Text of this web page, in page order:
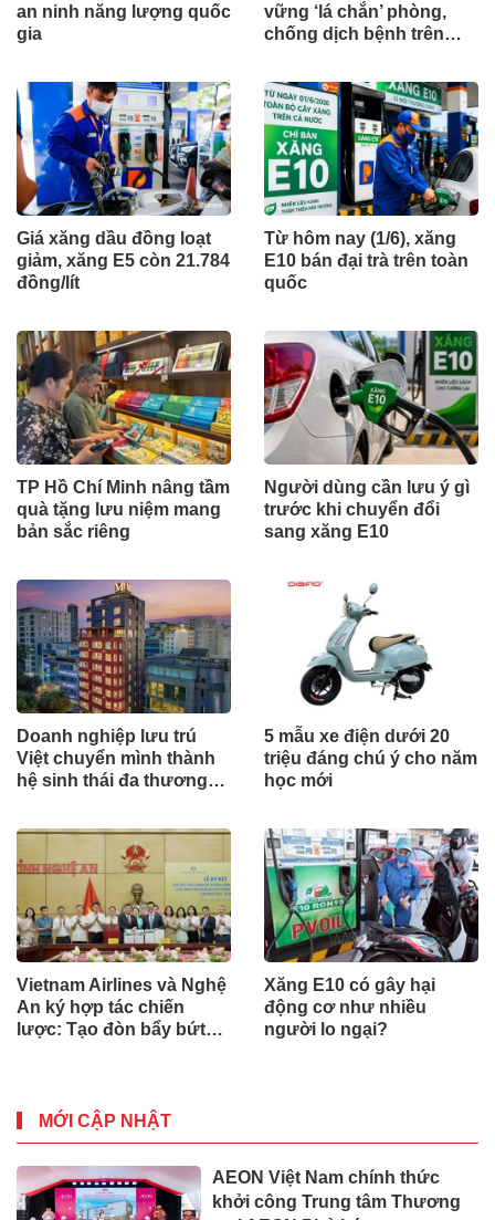
an ninh năng lượng quốc
gia
vững ‘lá chắn’ phòng,
chống dịch bệnh trên
Giá xăng dầu đồng loạt
giảm, xăng E5 còn 21.784
đồng/lít
Từ hôm nay (1/6), xăng
E10 bán đại trà trên toàn
quốc
TP Hồ Chí Minh nâng tầm
quà tặng lưu niệm mang
bản sắc riêng
Người dùng cần lưu ý gì
trước khi chuyển đổi
sang xăng E10
Doanh nghiệp lưu trú
Việt chuyển mình thành
hệ sinh thái đa thương
5 mẫu xe điện dưới 20
triệu đáng chú ý cho năm
học mới
Vietnam Airlines và Nghệ
An ký hợp tác chiến
lược: Tạo đòn bẩy bứt
Xăng E10 có gây hại
động cơ như nhiều
người lo ngại?
MỚI CẬP NHẬT
AEON Việt Nam chính thức
khởi công Trung tâm Thương